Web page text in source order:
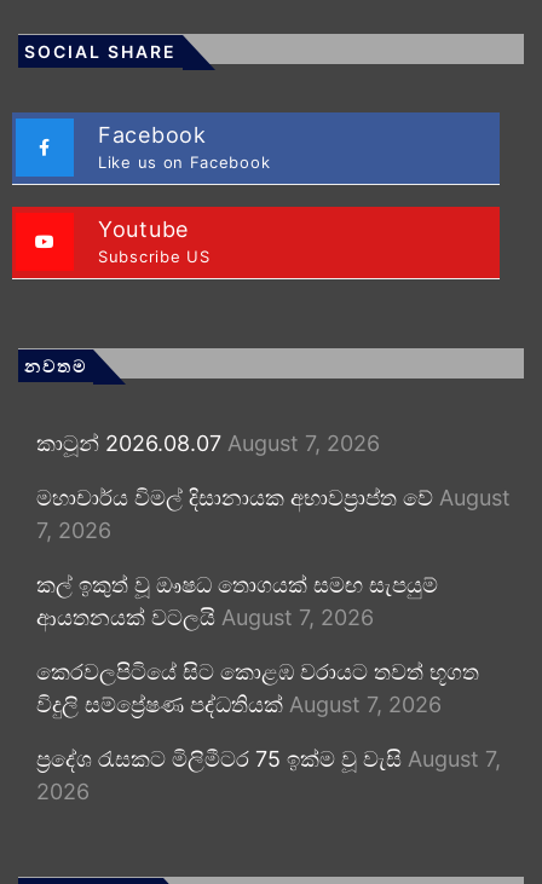
SOCIAL SHARE
Facebook
Like us on Facebook
Youtube
Subscribe US
නවතම
කාටූන් 2026.08.07 August 7, 2026
මහාචාර්ය විමල් දිසානායක අභාවප්‍රාප්ත වේ August
7, 2026
කල් ඉකුත් වූ ඖෂධ තොගයක් සමඟ සැපයුම්
ආයතනයක් වටලයි August 7, 2026
කෙරවලපිටියේ සිට කොළඹ වරායට තවත් භූගත
විදුලි සම්ප්‍රේෂණ පද්ධතියක් August 7, 2026
ප්‍රදේශ රැසකට මිලිමීටර 75 ඉක්ම වූ වැසි August 7,
2026